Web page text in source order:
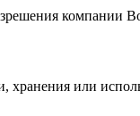
компании
или